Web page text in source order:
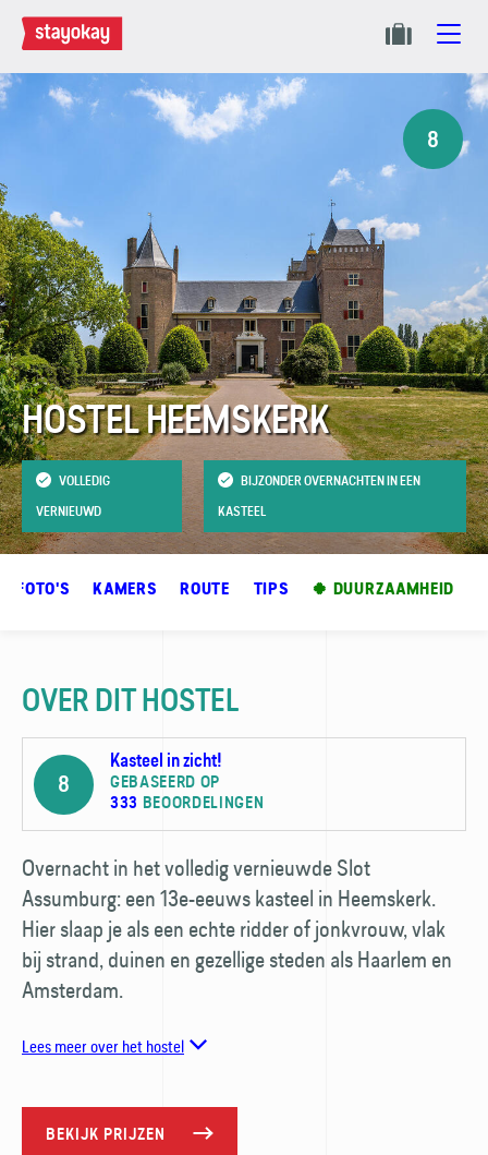
HOSTEL HEEMSKERK
VOLLEDIG
VERNIEUWD
BIJZONDER OVERNACHTEN IN EEN
KASTEEL
8
FOTO'S KAMERS ROUTE TIPS 🍀 DUURZAAMHEID
OVER DIT HOSTEL
8
Kasteel in zicht!
GEBASEERD OP
333 BEOORDELINGEN
Overnacht in het volledig vernieuwde Slot
Assumburg: een 13e-eeuws kasteel in Heemskerk.
Hier slaap je als een echte ridder of jonkvrouw, vlak
bij strand, duinen en gezellige steden als Haarlem en
Amsterdam.
Lees meer over het hostel
BEKIJK PRIJZEN